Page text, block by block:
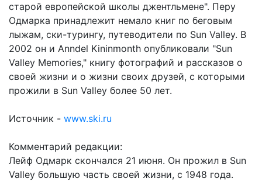
старой европейской школы джентльмене". Перу
Одмарка принадлежит немало книг по беговым
лыжам, ски-турингу, путеводители по Sun Valley. В
2002 он и Anndel Kininmonth опубликовали "Sun
Valley Memories," книгу фотографий и рассказов о
своей жизни и о жизни своих друзей, с которыми
прожили в Sun Valley более 50 лет.
Источник - www.ski.ru
Комментарий редакции:
Лейф Одмарк скончался 21 июня. Он прожил в Sun
Valley большую часть своей жизни, с 1948 года.